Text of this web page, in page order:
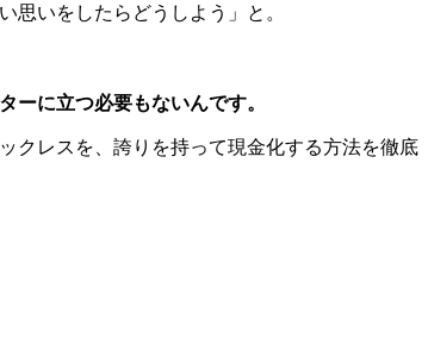
いをしたらどうしよう」と。
ーに立つ必要もないんです。
クレスを、誇りを持って現金化する方法を徹底